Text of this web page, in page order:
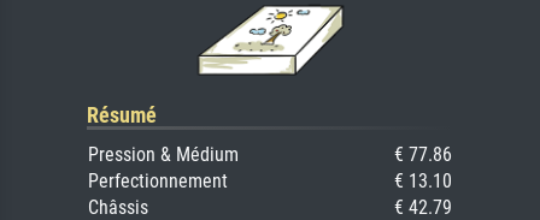
Résumé
Pression & Médium
€ 77.86
Perfectionnement
€ 13.10
Châssis
€ 42.79